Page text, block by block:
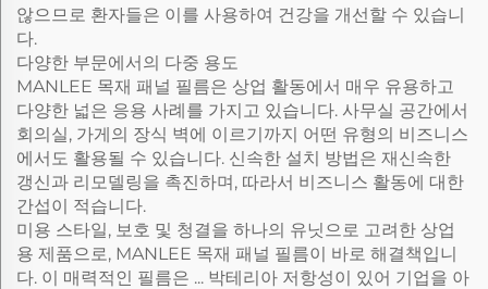
않으므로 환자들은 이를 사용하여 건강을 개선할 수 있습니
다.
다양한 부문에서의 다중 용도
MANLEE 목재 패널 필름은 상업 활동에서 매우 유용하고
다양한 넓은 응용 사례를 가지고 있습니다. 사무실 공간에서
회의실, 가게의 장식 벽에 이르기까지 어떤 유형의 비즈니스
에서도 활용될 수 있습니다. 신속한 설치 방법은 재신속한
갱신과 리모델링을 촉진하며, 따라서 비즈니스 활동에 대한
간섭이 적습니다.
미용 스타일, 보호 및 청결을 하나의 유닛으로 고려한 상업
용 제품으로, MANLEE 목재 패널 필름이 바로 해결책입니
다. 이 매력적인 필름은 ... 박테리아 저항성이 있어 기업을 아